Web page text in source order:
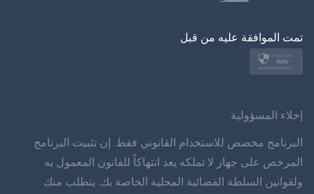
简体 体 中文
تمت الموافقة عليه من قبل
إخلاء المسؤولية
البرنامج مخصص للاستخدام القانوني فقط. إن تثبيت البرنامج
المرخص على جهاز لا تملكه يعد انتهاكاً للقانون المعمول به
ولقوانين السلطة القضائية المحلية الخاصة بك. يتطلب منك